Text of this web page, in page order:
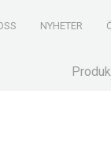
NYHETER